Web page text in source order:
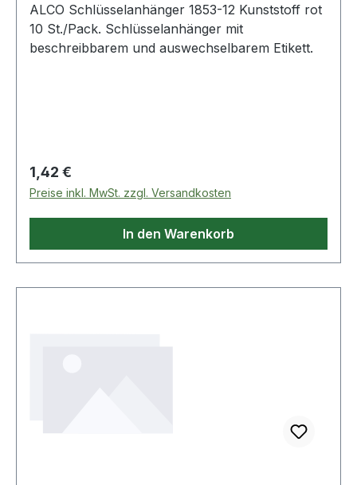
ALCO Schlüsselanhänger 1853-12 Kunststoff rot
10 St./Pack. Schlüsselanhänger mit
beschreibbarem und auswechselbarem Etikett.
Regulärer Preis:
1,42 €
Preise inkl. MwSt. zzgl. Versandkosten
In den Warenkorb